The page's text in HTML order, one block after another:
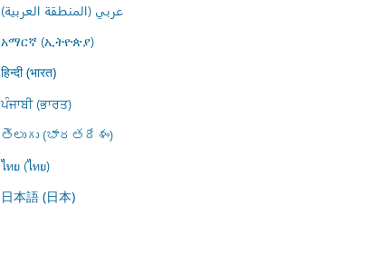
عربي (المنطقة العربية)
አማርኛ (ኢትዮጵያ)
हिन्दी (भारत)
ਪੰਜਾਬੀ (ਭਾਰਤ)
తెలుగు (భారతదేశం)
ไทย (ไทย)
日本語 (日本)